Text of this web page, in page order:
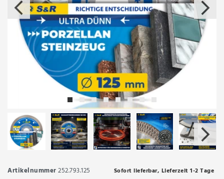
Artikelnummer252.793.125 Sofort lieferbar, Lieferzeit 1-2 Tage